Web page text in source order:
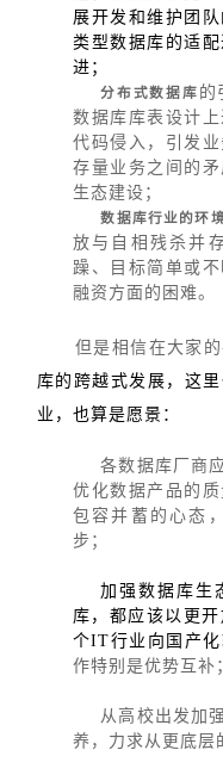
展开发和维护团
类型数据库的适
进；
分布式数据库 的
数据库库表设计
代码侵入，引发
存量业务之间的
生态建设；
数据库行业的环
放与自相残杀并
躁、目标简单或
融资方面的困难。
但是相信在大家
库的跨越式发展，这
业，也算是愿景：
各数据库厂商
优化数据产品的
包容并蓄的心态
步；
加强数据库生
库，都应该以更
个IT行业向国产
作特别是优势互补
从高校出发加
养，力求从更底层